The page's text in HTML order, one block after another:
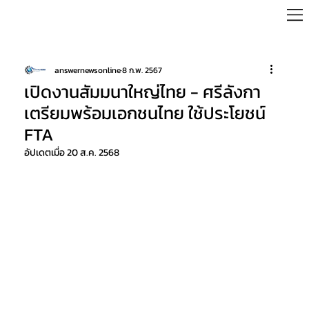
เปิดงานสัมมนาใหญ่ไทย - ศรีลังกา
เตรียมพร้อมเอกชนไทย ใช้ประโยชน์
FTA
answernewsonline8 ก.พ. 2567
อัปเดตเมื่อ20 ส.ค. 2568